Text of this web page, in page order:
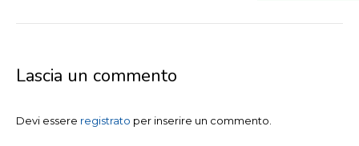
Lascia un commento
Devi essere registrato per inserire un commento.